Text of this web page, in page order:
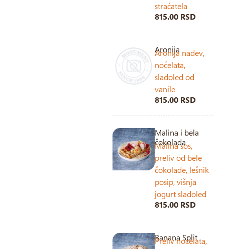
straćatela
815.00 RSD
Aronija
Aronija nadev,
noćelata,
sladoled od
vanile
815.00 RSD
Malina i bela
čokolada
Malina sos,
preliv od bele
čokolade, lešnik
posip, višnja
jogurt sladoled
815.00 RSD
Banana Split
Preliv noćelata,